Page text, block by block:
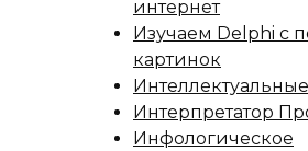
интернет
Изучаем Delphi с
картинок
Интерпретатор
Инфологическое